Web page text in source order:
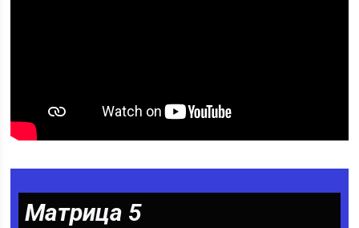
Матрица 5